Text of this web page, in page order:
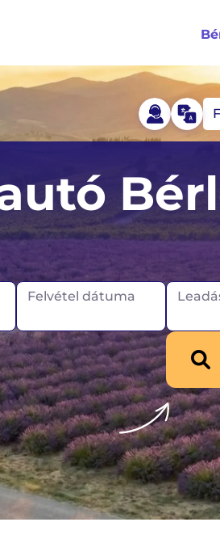
Németország
Izland
Írország
Felvétel dátuma